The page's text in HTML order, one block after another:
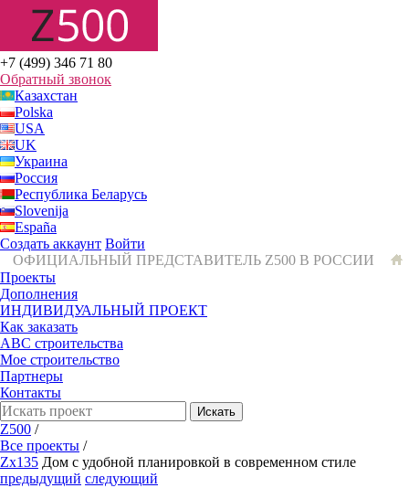
+7 (499) 346 71 80
Обратный звонок
Казахстан
Polska
USA
UK
Украина
Россия
Республика Беларусь
Slovenija
España
Создать аккаунт Войти
ОФИЦИАЛЬНЫЙ ПРЕДСТАВИТЕЛЬ Z500 В РОССИИ
Проекты
Дополнения
ИНДИВИДУАЛЬНЫЙ ПРОЕКТ
Как заказать
ABC строительства
Мое строительство
Партнеры
Контакты
Искать
Z500 /
Все проекты /
Zx135 Дом с удобной планировкой в современном стиле
предыдущий следующий